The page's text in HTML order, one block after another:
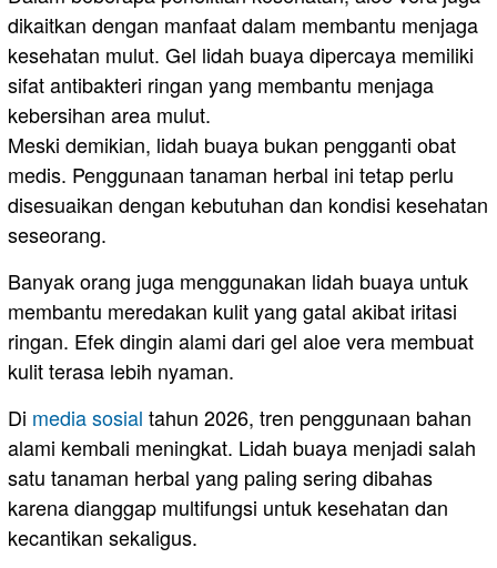
dikaitkan dengan manfaat dalam membantu menjaga
kesehatan mulut. Gel lidah buaya dipercaya memiliki
sifat antibakteri ringan yang membantu menjaga
kebersihan area mulut.
Meski demikian, lidah buaya bukan pengganti obat
medis. Penggunaan tanaman herbal ini tetap perlu
disesuaikan dengan kebutuhan dan kondisi kesehatan
seseorang.
Banyak orang juga menggunakan lidah buaya untuk
membantu meredakan kulit yang gatal akibat iritasi
ringan. Efek dingin alami dari gel aloe vera membuat
kulit terasa lebih nyaman.
Di media sosial tahun 2026, tren penggunaan bahan
alami kembali meningkat. Lidah buaya menjadi salah
satu tanaman herbal yang paling sering dibahas
karena dianggap multifungsi untuk kesehatan dan
kecantikan sekaligus.